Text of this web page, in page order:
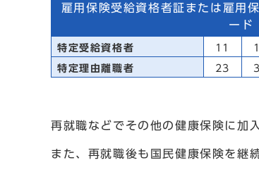
雇用保険受給資格者証または雇用
ード
特定受給資格者 11
特定理由離職者 23
再就職などでその他の健康保険に加
また、再就職後も国民健康保険を継